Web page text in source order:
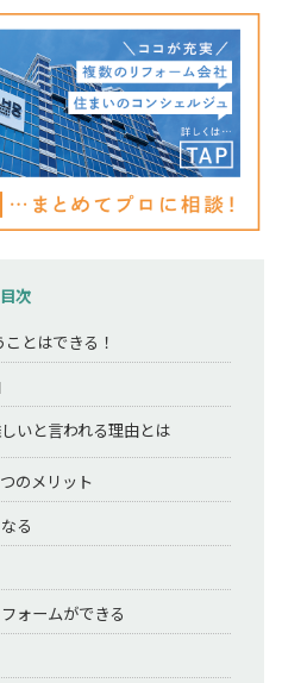
目次
とはできる！
いと言われる理由とは
のメリット
る
ォームができる